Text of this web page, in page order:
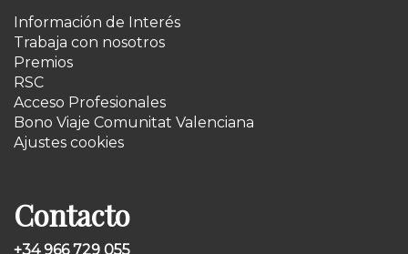
Información de Interés
Trabaja con nosotros
Premios
RSC
Acceso Profesionales
Bono Viaje Comunitat Valenciana
Ajustes cookies
Contacto
+34 966 729 055